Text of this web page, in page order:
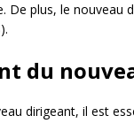
De plus, le
du
dirigeant, il est